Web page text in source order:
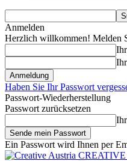
Anmelden
Herzlich willkommen! Melden
Haben Sie Ihr Passwort
Passwort-Wiederherstellung
Passwort zurücksetzen
Ein Passwort wird Ihnen per
CREATIVE